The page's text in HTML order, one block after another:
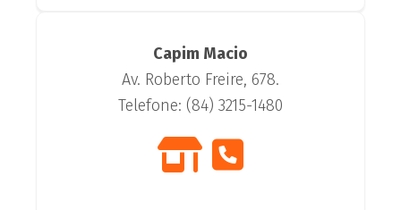
Capim Macio
Av. Roberto Freire, 678.
Telefone: (84) 3215-1480